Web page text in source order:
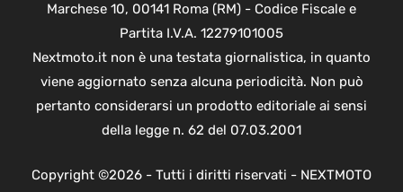
Marchese 10, 00141 Roma (RM) - Codice Fiscale e
Partita I.V.A. 12279101005
Nextmoto.it non è una testata giornalistica, in quanto
viene aggiornato senza alcuna periodicità. Non può
pertanto considerarsi un prodotto editoriale ai sensi
della legge n. 62 del 07.03.2001
Copyright ©2026 - Tutti i diritti riservati - NEXTMOTO